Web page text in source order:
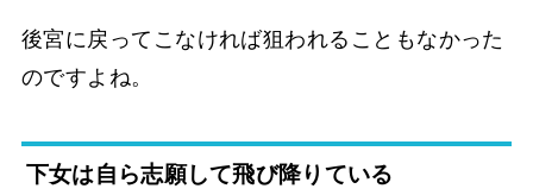
後宮に戻ってこなければ狙われることもなかった
のですよね。
下女は自ら志願して飛び降りている